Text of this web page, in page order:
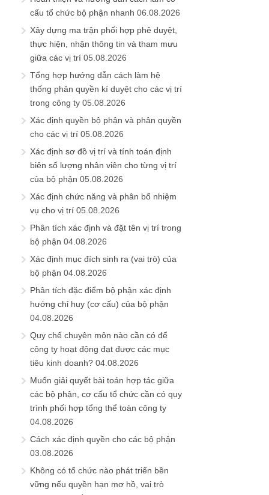
cấu tổ chức bộ phận nhanh 06.08.2026
Xây dựng ma trận phối hợp phê duyệt,
thực hiện, nhận thông tin và tham mưu
giữa các vị trí 05.08.2026
Tổng hợp hướng dẫn cách làm hệ
thống phân quyền kí duyệt cho các vị trí
trong công ty 05.08.2026
Xác định quyền bộ phận và phân quyền
cho các vị trí 05.08.2026
Xác định sơ đồ vị trí và tính toán định
biên số lượng nhân viên cho từng vị trí
của bộ phận 05.08.2026
Xác định chức năng và phân bổ nhiệm
vụ cho vị trí 05.08.2026
Phân tích xác định và đặt tên vị trí trong
bộ phận 04.08.2026
Xác định mục đích sinh ra (vai trò) của
bộ phận 04.08.2026
Phân tích đặc điểm bộ phận xác định
hướng chỉ huy (cơ cấu) của bộ phận
04.08.2026
Quy chế chuyên môn nào cần có để
công ty hoạt động đạt được các mục
tiêu kinh doanh? 04.08.2026
Muốn giải quyết bài toán hợp tác giữa
các bộ phận, cơ cấu tổ chức cần có quy
trình phối hợp tổng thể toàn công ty
04.08.2026
Cách xác định quyền cho các bộ phận
03.08.2026
Không có tổ chức nào phát triển bền
vững nếu quyền hạn mơ hồ, vai trò